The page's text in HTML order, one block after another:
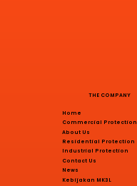
THE COMPANY
Commercial Protection
Home
About Us
Industrial Protection
Residential Protection
Contact Us
News
Kebijakan MK3L